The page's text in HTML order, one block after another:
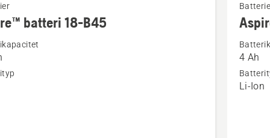
batteri 18-B45
mer
om
batteri
4 Ah
Li-Ion